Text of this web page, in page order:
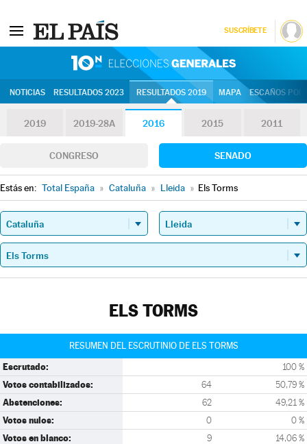
SUSCRÍBETE
NOTICIAS RESULTADOS 2023 RESULTADOS 2019 MAPA ESCAÑOS
2019 2019-28A 2016 2015 2011
CONGRESO SENADO
Estás en: Total España » Cataluña » Lleida » Els Torms
ELS TORMS
RESUMEN DEL ESCRUTINIO DE ELS TORMS
Escrutado: 100 %
Votos contabilizados: 64 50,79 %
Abstenciones: 62 49,21 %
Votos nulos: 0 0 %
Votos en blanco: 9 14,06 %